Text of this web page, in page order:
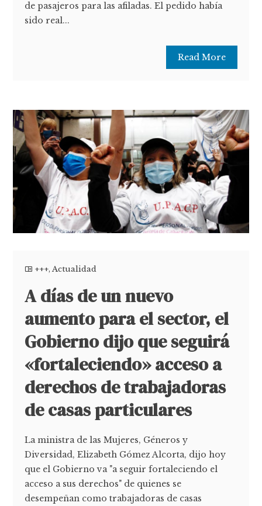
de pasajeros para las afiladas. El pedido había
sido real...
Read More
+++,Actualidad
A días de un nuevo
aumento para el sector, el
Gobierno dijo que seguirá
«fortaleciendo» acceso a
derechos de trabajadoras
de casas particulares
La ministra de las Mujeres, Géneros y
Diversidad, Elizabeth Gómez Alcorta, dijo hoy
que el Gobierno va "a seguir fortaleciendo el
acceso a sus derechos" de quienes se
desempeñan como trabajadoras de casas